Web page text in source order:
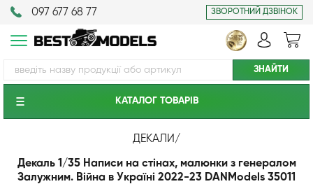
097 677 68 77 ЗВОРОТНИЙ ДЗВІНОК
КАТАЛОГ ТОВАРIВ
ДЕКАЛИ/
Декаль 1/35 Написи на стінах, малюнки з генералом
Залужним. Війна в Україні 2022-23 DANModels 35011